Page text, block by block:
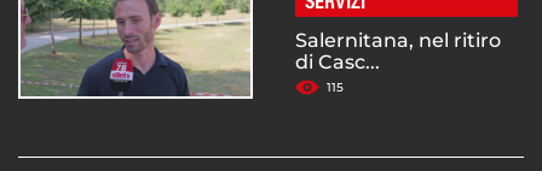
Salernitana, nel ritiro
di Casc...
115